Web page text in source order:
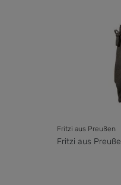
Fritzi aus Preußen
Fritzi aus